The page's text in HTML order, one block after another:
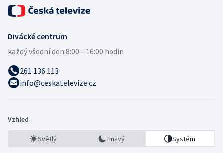
Divácké centrum
každý všední den:8:00—16:00 hodin
261 136 113
info@ceskatelevize.cz
Vzhled
Světlý Tmavý Systém